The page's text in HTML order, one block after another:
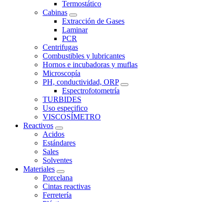
Termostático
Cabinas
Extracción de Gases
Laminar
PCR
Centrifugas
Combustibles y lubricantes
Hornos e incubadoras y muflas
Microscopía
PH, conductividad, ORP
Espectrofotometría
TURBIDES
Uso especifico
VISCOSÍMETRO
Reactivos
Acidos
Estándares
Sales
Solventes
Materiales
Porcelana
Cintas reactivas
Ferretería